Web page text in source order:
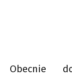
Obecnie